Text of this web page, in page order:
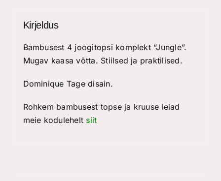
Kirjeldus
Bambusest 4 joogitopsi komplekt “Jungle”.
Mugav kaasa võtta. Stiilsed ja praktilised.
Dominique Tage disain.
Rohkem bambusest topse ja kruuse leiad
meie kodulehelt siit